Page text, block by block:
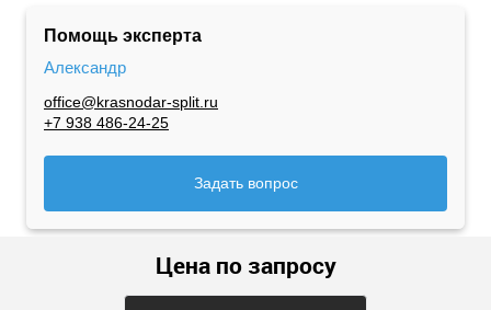
Помощь эксперта
Александр
office@krasnodar-split.ru
+7 938 486-24-25
Задать вопрос
Цена по запросу